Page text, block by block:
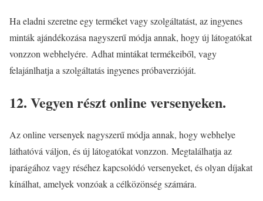
Ha eladni szeretne egy terméket vagy szolgáltatást, az ingyenes
minták ajándékozása nagyszerű módja annak, hogy új látogatókat
vonzzon webhelyére. Adhat mintákat termékeiből, vagy
felajánlhatja a szolgáltatás ingyenes próbaverzióját.
12. Vegyen részt online versenyeken.
Az online versenyek nagyszerű módja annak, hogy webhelye
láthatóvá váljon, és új látogatókat vonzzon. Megtalálhatja az
iparágához vagy réséhez kapcsolódó versenyeket, és olyan díjakat
kínálhat, amelyek vonzóak a célközönség számára.